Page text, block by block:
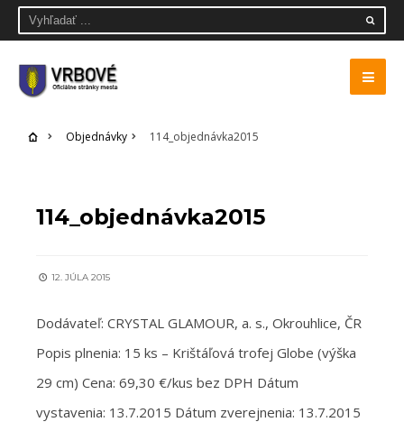
Objednávky 114_objednávka2015
114_objednávka2015
12. JÚLA 2015
Dodávateľ: CRYSTAL GLAMOUR, a. s., Okrouhlice, ČR
Popis plnenia: 15 ks – Krištáľová trofej Globe (výška
29 cm) Cena: 69,30 €/kus bez DPH Dátum
vystavenia: 13.7.2015 Dátum zverejnenia: 13.7.2015